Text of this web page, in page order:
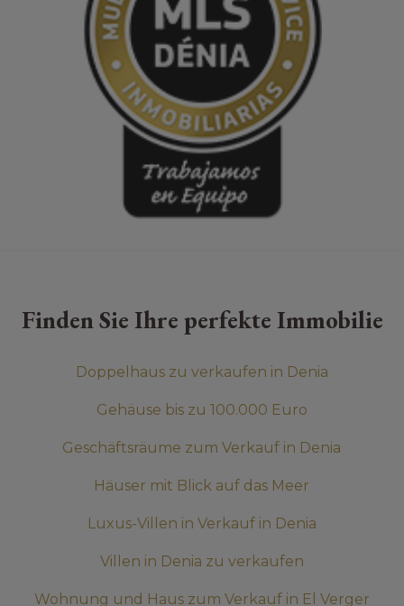
Finden Sie Ihre perfekte Immobilie
Doppelhaus zu verkaufen in Denia
Gehäuse bis zu 100.000 Euro
Geschäftsräume zum Verkauf in Denia
Häuser mit Blick auf das Meer
Luxus-Villen in Verkauf in Denia
Villen in Denia zu verkaufen
Wohnung und Haus zum Verkauf in El Verger